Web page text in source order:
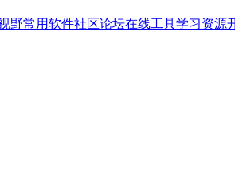
野常用软件社区论坛在线工具学习资源